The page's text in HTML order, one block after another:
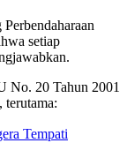
setiap
No. 20 Tahun 2001
terutama:
Tempati